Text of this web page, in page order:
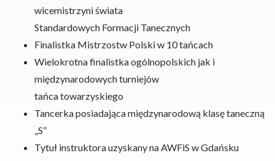
wicemistrzyni świata
Standardowych Formacji Tanecznych
Finalistka Mistrzostw Polski w 10 tańcach
Wielokrotna finalistka ogólnopolskich jak i
międzynarodowych turniejów
tańca towarzyskiego
Tancerka posiadająca międzynarodową klasę taneczną
„S”
Tytuł instruktora uzyskany na AWFiS w Gdańsku